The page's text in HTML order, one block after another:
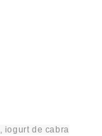
, iogurt de cabra